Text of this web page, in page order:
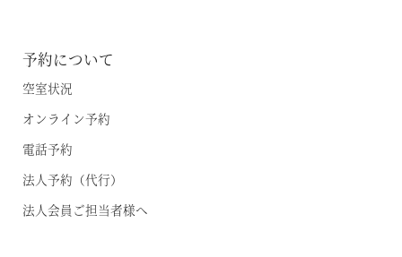
予約について
空室状況
オンライン予約
電話予約
法人予約（代行）
法人会員ご担当者様へ